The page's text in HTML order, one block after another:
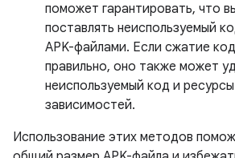
поможет гарантировать, что
поставлять неиспользуемый
APK-файлами. Если сжатие
правильно, оно также может
неиспользуемый код и
зависимостей.
Использование этих методов